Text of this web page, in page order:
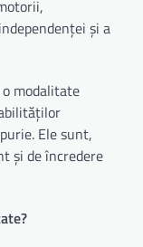
și a
modalitate
Ele sunt,
și de încredere